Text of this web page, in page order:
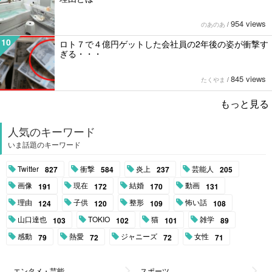
のあのあ / 954 views
10
ロト７で４億円ゲットした会社員の2年後の姿が衝撃す
ぎる・・・
たくやま / 845 views
もっと見る
人気のキーワード
いま話題のキーワード
Twitter 827 衝撃 584 炎上 237 芸能人 205
画像 191 現在 172 結婚 170 動画 131
理由 124 子供 120 整形 109 怖い話 108
山口達也 103 TOKIO 102 猫 101 雑学 89
感動 79 熱愛 72 ジャニーズ 72 女性 71